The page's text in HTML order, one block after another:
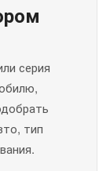
серия
тип